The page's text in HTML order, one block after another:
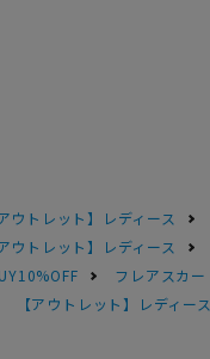
アウトレット】レディース
アウトレット】レディース
フレアスカ
【アウトレット】レディー